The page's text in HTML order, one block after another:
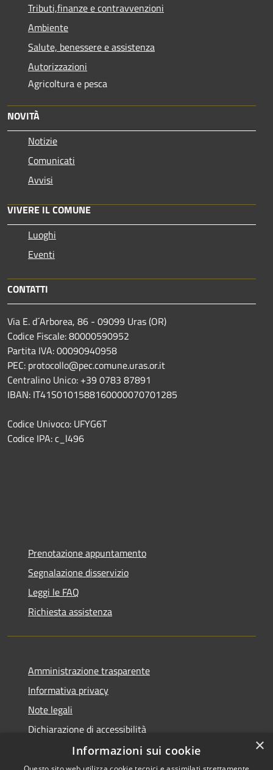
Tributi,finanze e contravvenzioni
Ambiente
Salute, benessere e assistenza
Autorizzazioni
Agricoltura e pesca
NOVITÀ
Notizie
Comunicati
Avvisi
VIVERE IL COMUNE
Luoghi
Eventi
CONTATTI
Via E. d´Arborea, 86 - 09099 Uras (OR)
Codice Fiscale: 80000590952
Partita IVA: 00090940958
PEC: protocollo@pec.comune.uras.or.it
Centralino Unico: +39 0783 87891
IBAN: IT41S0101588160000070701285
Codice Univoco: UFYG6T
Codice IPA: c_l496
Prenotazione appuntamento
Segnalazione disservizio
Leggi le FAQ
Richiesta assistenza
Amministrazione trasparente
Informativa privacy
Note legali
Dichiarazione di accessibilità
×
Informazioni sui cookie